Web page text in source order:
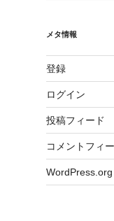
メタ情報
登録
ログイン
投稿フィード
コメントフィ
WordPress.org